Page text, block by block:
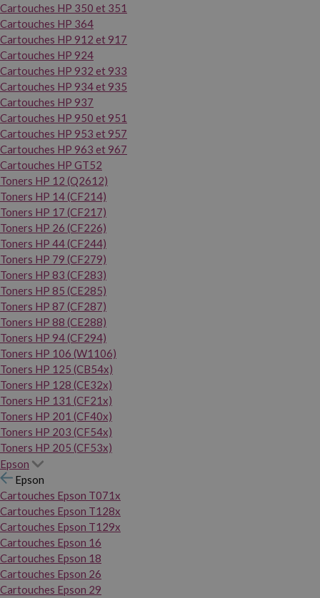
Cartouches HP 350 et 351
Cartouches HP 364
Cartouches HP 912 et 917
Cartouches HP 924
Cartouches HP 932 et 933
Cartouches HP 934 et 935
Cartouches HP 937
Cartouches HP 950 et 951
Cartouches HP 953 et 957
Cartouches HP 963 et 967
Cartouches HP GT52
Toners HP 12 (Q2612)
Toners HP 14 (CF214)
Toners HP 17 (CF217)
Toners HP 26 (CF226)
Toners HP 44 (CF244)
Toners HP 79 (CF279)
Toners HP 83 (CF283)
Toners HP 85 (CE285)
Toners HP 87 (CF287)
Toners HP 88 (CE288)
Toners HP 94 (CF294)
Toners HP 106 (W1106)
Toners HP 125 (CB54x)
Toners HP 128 (CE32x)
Toners HP 131 (CF21x)
Toners HP 201 (CF40x)
Toners HP 203 (CF54x)
Toners HP 205 (CF53x)
Epson
Epson
Cartouches Epson T071x
Cartouches Epson T128x
Cartouches Epson T129x
Cartouches Epson 16
Cartouches Epson 18
Cartouches Epson 26
Cartouches Epson 29